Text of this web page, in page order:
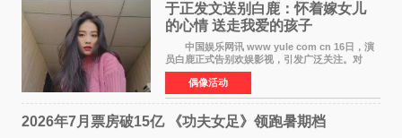
于正发文送别白鹿：怀着嫁女儿
的心情 送走我爱的孩子
中国娱乐网讯 www yule com cn 16日，演
员白鹿正式告别欢娱影视，引发广泛关注。对
此，欢娱影视创始人于正在社交平台发文回应，
字里行间流露不舍与祝福。 于正透露，以前
每次有演员到期不
偶像活动
2026年7月票房破15亿 《功夫女足》领跑暑期档